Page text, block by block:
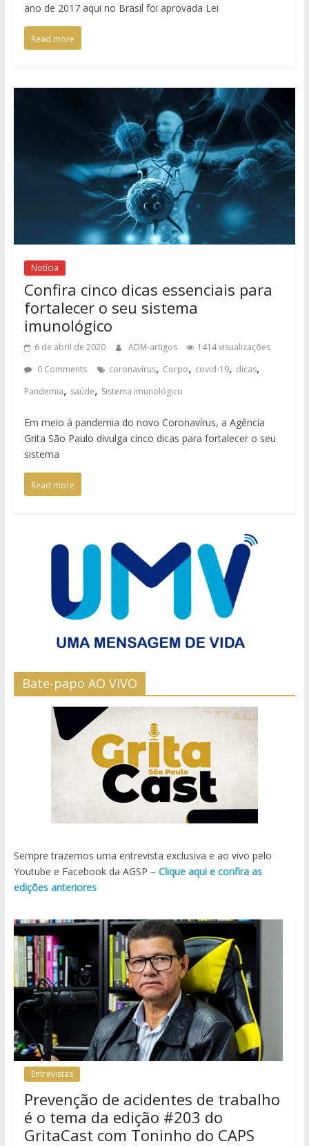
ano de 2017 aqui no Brasil foi aprovada Lei
Read more
Notícia
Confira cinco dicas essenciais para
fortalecer o seu sistema
imunológico
6 de abril de 2020 ADM-artigos
1414 visualizações
0 Comments
coronavírus, Corpo, covid-19, dicas,
Pandemia, saúde, Sistema imunológico
Em meio à pandemia do novo Coronavírus, a Agência
Grita São Paulo divulga cinco dicas para fortalecer o seu
sistema
Read more
Bate-papo AO VIVO
Sempre trazemos uma entrevista exclusiva e ao vivo pelo
Youtube e Facebook da AGSP – Clique aqui e confira as
edições anteriores
Entrevistas
Prevenção de acidentes de trabalho
é o tema da edição #203 do
GritaCast com Toninho do CAPS